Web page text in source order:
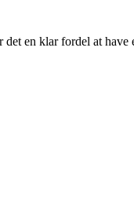
en klar fordel at